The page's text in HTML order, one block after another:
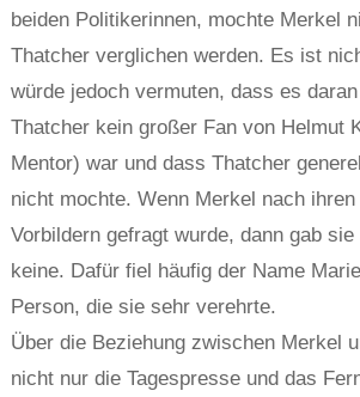
beiden Politikerinnen, mochte Merkel
Thatcher verglichen werden. Es ist
würde jedoch vermuten, dass es
Thatcher kein großer Fan von Helmut
Mentor) war und dass Thatcher
nicht mochte. Wenn Merkel nach
Vorbildern gefragt wurde, dann gab
keine. Dafür fiel häufig der Name
Person, die sie sehr verehrte.
Über die Beziehung zwischen Merkel
nicht nur die Tagespresse und das